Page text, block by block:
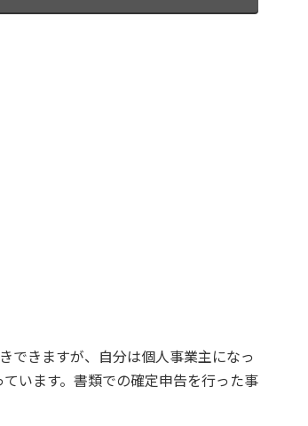
できますが、自分は個人事業主になっ
います。書類での確定申告を行った事